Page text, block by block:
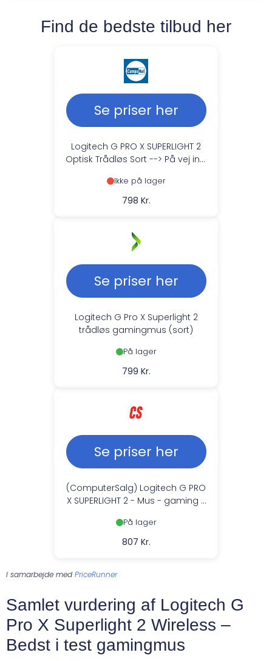
Find de bedste tilbud her
Se priser her
Logitech G PRO X SUPERLIGHT 2
Optisk Trådløs Sort --> På vej ind,
Ikke på lager
798 Kr.
Se priser her
Logitech G Pro X Superlight 2
trådløs gamingmus (sort)
På lager
799 Kr.
Se priser her
(ComputerSalg) Logitech G PRO
X SUPERLIGHT 2 - Mus - gaming -
GHz - USB Logitech LIGHTSPEED-
modtager - sort
På lager
807 Kr.
I samarbejde med PriceRunner
Samlet vurdering af Logitech G
Pro X Superlight 2 Wireless –
Bedst i test gamingmus